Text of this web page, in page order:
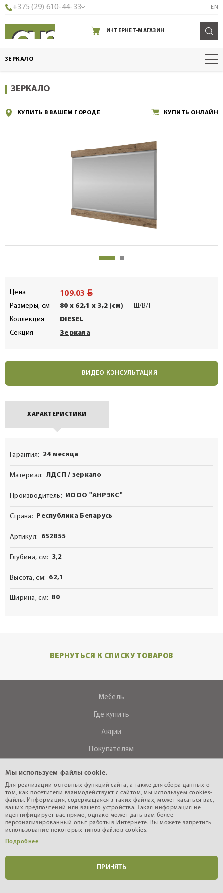
+375 (29) 610-44-33 EN
ИНТЕРНЕТ-МАГАЗИН
ЗЕРКАЛО
ЗЕРКАЛО
КУПИТЬ В ВАШЕМ ГОРОДЕ КУПИТЬ ОНЛАЙН
Цена 109.03 BYN
Размеры, см 80 x 62,1 x 3,2 (см)
Ш/В/Г
Коллекция
DIESEL
Секция
Зеркала
ВИДЕО КОНСУЛЬТАЦИЯ
ХАРАКТЕРИСТИКИ
Гарантия 24 месяца
Материал ЛДСП / зеркало
Производитель ИООО "АНРЭКС"
Страна Республика Беларусь
Артикул 652855
Глубина, см 3,2
Высота, см 62,1
Ширина, см 80
ВЕРНУТЬСЯ К СПИСКУ ТОВАРОВ
Мебель
Где купить
Акции
Покупателям
Контакты
+375 (29) 610-44-33
Интернет - магазин
Мы используем файлы cookie.
Для реализации основных функций сайта, а также для сбора данных о
том, как посетители взаимодействуют с сайтом, мы используем cookies-
файлы. Информация, содержащаяся в таких файлах, может касаться вас,
ваших предпочтений или вашего устройства. Такая информация не
идентифицирует вас прямо, однако может дать вам более
персонализированный опыт работы в Интернете. Вы можете запретить
использование некоторых типов файлов cookies.
Подробнее
ПРИНЯТЬ